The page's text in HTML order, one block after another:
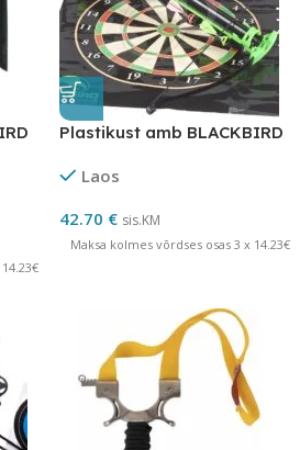
Plastikust amb BLACKBIRD
Laos
42.70 € sis.KM
Maksa kolmes võrdses osas 3 x 14.23€